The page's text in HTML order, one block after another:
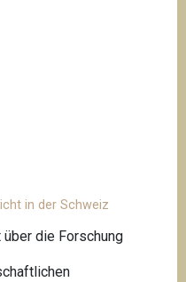
in der Schweiz
die Forschung